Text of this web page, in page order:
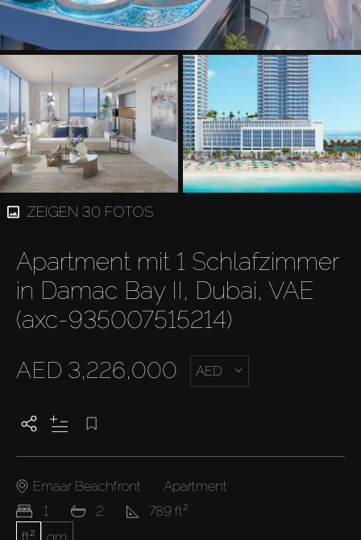
ZEIGEN 30 FOTOS
Apartment mit 1 Schlafzimmer
in Damac Bay II, Dubai, VAE
(axc-935007515214)
AED 3,226,000 AED
Emaar Beachfront
Apartment
1
2
789 ft²